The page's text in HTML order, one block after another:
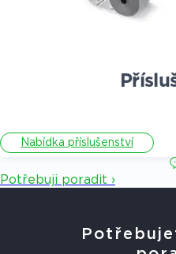
Nabídka příslušenství
Potřebuji poradit ›